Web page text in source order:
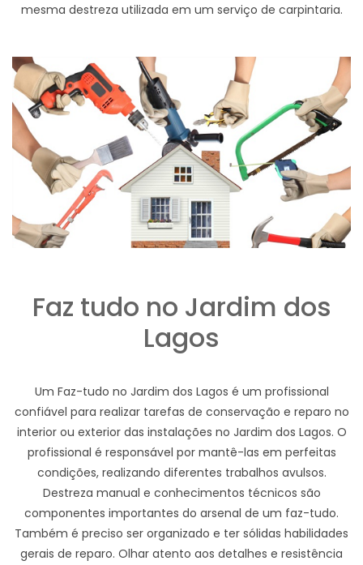
mesma destreza utilizada em um serviço de carpintaria.
Faz tudo no Jardim dos
Lagos
Um Faz-tudo no Jardim dos Lagos é um profissional
confiável para realizar tarefas de conservação e reparo no
interior ou exterior das instalações no Jardim dos Lagos. O
profissional é responsável por mantê-las em perfeitas
condições, realizando diferentes trabalhos avulsos.
Destreza manual e conhecimentos técnicos são
componentes importantes do arsenal de um faz-tudo.
Também é preciso ser organizado e ter sólidas habilidades
gerais de reparo. Olhar atento aos detalhes e resistência